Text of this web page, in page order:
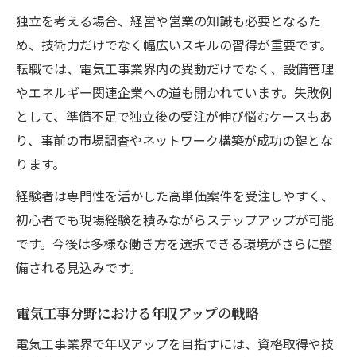
独立を考える場合、経営や営業の知識も必要となるた
め、技術力だけでなく幅広いスキルの習得が重要です。
転職では、電気工事業界内の異動だけでなく、設備管理
やエネルギー関連企業への道も開かれています。失敗例
として、準備不足で独立後の受注が伸び悩むケースもあ
り、事前の市場調査やネットワーク構築が成功の鍵とな
ります。
経験者は専門性を活かした高単価案件を受注しやすく、
初心者でも現場経験を積みながらステップアップが可能
です。今後は多様な働き方を選択できる環境がさらに整
備される見込みです。
電気工事分野における年収アップの戦略
電気工事業界で年収アップを目指すには、資格取得や技